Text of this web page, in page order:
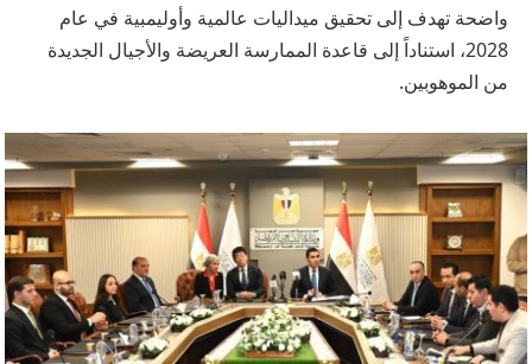
واضحة تهدف إلى تحقيق ميداليات عالمية وأوليمبية في عام
2028، استناداً إلى قاعدة الممارسة العريضة والأجيال الجديدة
من الموهوبين.